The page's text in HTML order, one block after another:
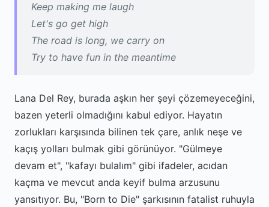
Keep making me laugh
Let's go get high
The road is long, we carry on
Try to have fun in the meantime
Lana Del Rey, burada aşkın her şeyi çözemeyeceğini,
bazen yeterli olmadığını kabul ediyor. Hayatın
zorlukları karşısında bilinen tek çare, anlık neşe ve
kaçış yolları bulmak gibi görünüyor. "Gülmeye
devam et", "kafayı bulalım" gibi ifadeler, acıdan
kaçma ve mevcut anda keyif bulma arzusunu
yansıtıyor. Bu, "Born to Die" şarkısının fatalist ruhuyla